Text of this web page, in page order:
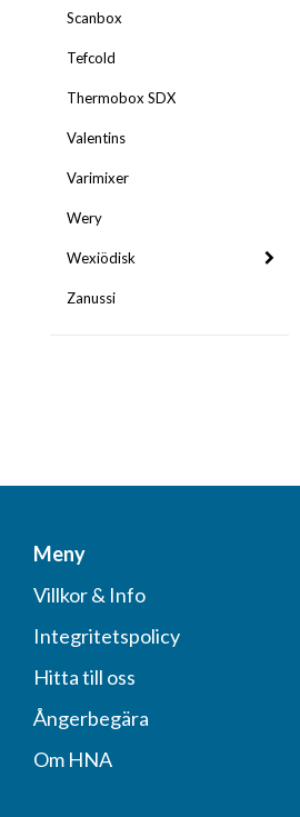
Scanbox
Tefcold
Thermobox SDX
Valentins
Varimixer
Wery
Wexiödisk
Zanussi
Meny
Villkor & Info
Integritetspolicy
Hitta till oss
Ångerbegära
Om HNA